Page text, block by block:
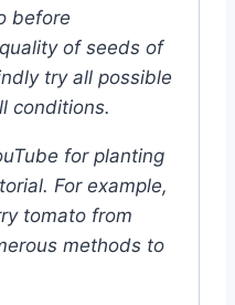
before
of seeds of
try all possible
conditions.
for planting
For example,
tomato from
methods to